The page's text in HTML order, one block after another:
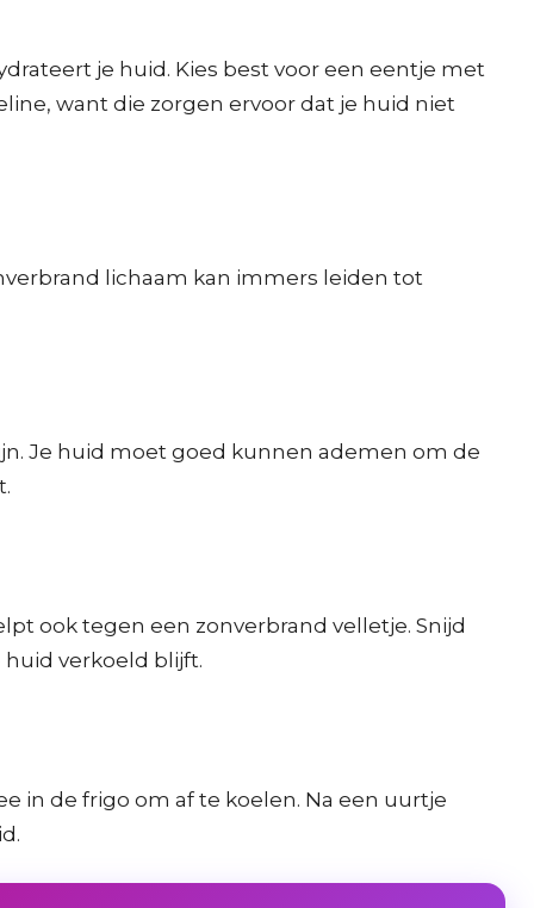
je huid. Kies best voor een eentje met
want die zorgen ervoor dat je huid niet
lichaam kan immers leiden tot
Je huid moet goed kunnen ademen om de
ook tegen een zonverbrand velletje. Snijd
verkoeld blijft.
in de frigo om af te koelen. Na een uurtje